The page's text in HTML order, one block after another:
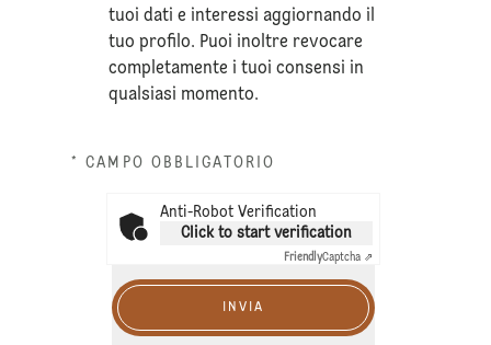
tuoi dati e interessi aggiornando il
tuo profilo. Puoi inoltre revocare
completamente i tuoi consensi in
qualsiasi momento.
* CAMPO OBBLIGATORIO
Anti-Robot Verification
Click to start verification
FriendlyCaptcha ⇗
INVIA